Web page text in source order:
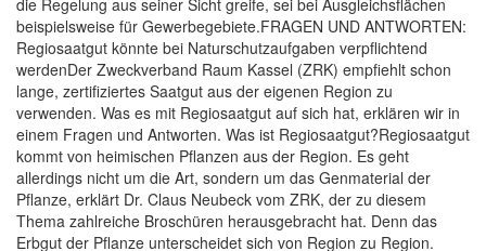
die Regelung aus seiner Sicht greife, sei bei Ausgleichsflächen
beispielsweise für Gewerbegebiete.FRAGEN UND ANTWORTEN:
Regiosaatgut könnte bei Naturschutzaufgaben verpflichtend
werdenDer Zweckverband Raum Kassel (ZRK) empfiehlt schon
lange, zertifiziertes Saatgut aus der eigenen Region zu
verwenden. Was es mit Regiosaatgut auf sich hat, erklären wir in
einem Fragen und Antworten. Was ist Regiosaatgut?Regiosaatgut
kommt von heimischen Pflanzen aus der Region. Es geht
allerdings nicht um die Art, sondern um das Genmaterial der
Pflanze, erklärt Dr. Claus Neubeck vom ZRK, der zu diesem
Thema zahlreiche Broschüren herausgebracht hat. Denn das
Erbgut der Pflanze unterscheidet sich von Region zu Region.